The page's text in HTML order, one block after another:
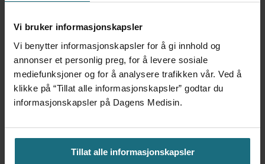
Vi bruker informasjonskapsler
Vi benytter informasjonskapsler for å gi innhold og
annonser et personlig preg, for å levere sosiale
mediefunksjoner og for å analysere trafikken vår. Ved å
klikke på “Tillat alle informasjonskapsler” godtar du
informasjonskapsler på Dagens Medisin.
Tillat alle informasjonskapsler
Tegner det nye
somatikkbygget på Kalnes